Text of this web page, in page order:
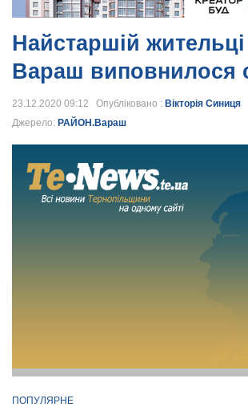
Найстаршій жительці
Вараш виповнилося
23.12.2020 09:12 Опубліковано : Вікторія Синиця
Джерело: РАЙОН.Вараш
ПОПУЛЯРНЕ